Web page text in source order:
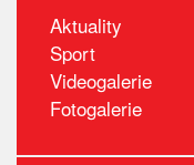
Aktuality
Sport
Videogalerie
Fotogalerie